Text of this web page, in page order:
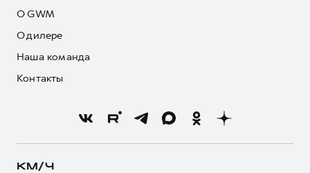
О GWM
О дилере
Наша команда
Контакты
КМ/Ч